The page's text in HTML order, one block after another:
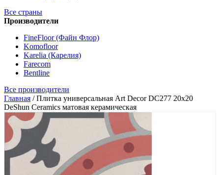
Все страны
Производители
FineFloor (Файн Флор)
Komofloor
Karelia (Карелия)
Farecom
Bentline
Все производители
Главная /Плитка универсальная Art Decor DC277 20x20
DeShun Ceramics матовая керамическая